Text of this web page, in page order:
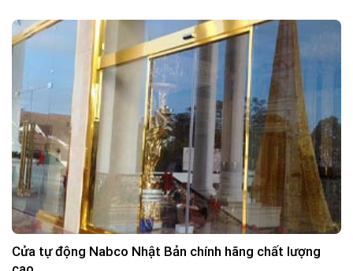
Cửa tự động Nabco Nhật Bản chính hãng chất lượng